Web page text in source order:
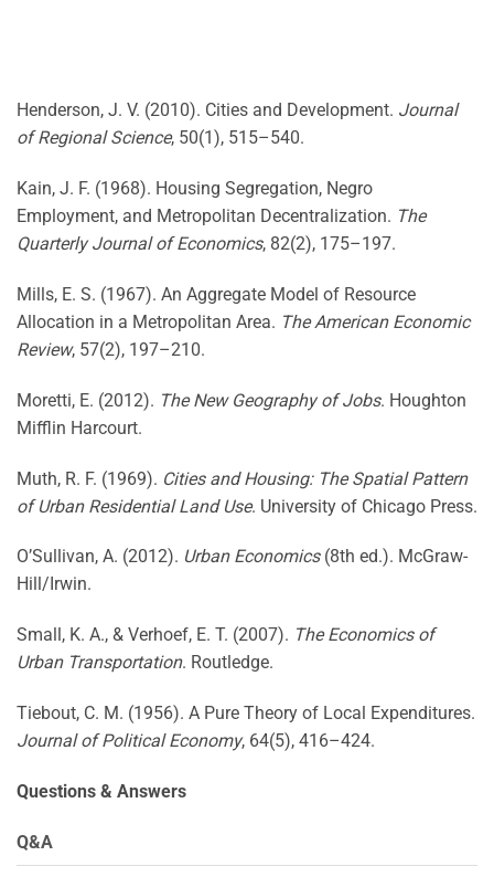
Henderson, J. V. (2010). Cities and Development. Journal
of Regional Science, 50(1), 515–540.
Kain, J. F. (1968). Housing Segregation, Negro
Employment, and Metropolitan Decentralization. The
Quarterly Journal of Economics, 82(2), 175–197.
Mills, E. S. (1967). An Aggregate Model of Resource
Allocation in a Metropolitan Area. The American Economic
Review, 57(2), 197–210.
Moretti, E. (2012). The New Geography of Jobs. Houghton
Mifflin Harcourt.
Muth, R. F. (1969). Cities and Housing: The Spatial Pattern
of Urban Residential Land Use. University of Chicago Press.
O’Sullivan, A. (2012). Urban Economics(8th ed.). McGraw-
Hill/Irwin.
Small, K. A., & Verhoef, E. T. (2007). The Economics of
Urban Transportation. Routledge.
Tiebout, C. M. (1956). A Pure Theory of Local Expenditures.
Journal of Political Economy, 64(5), 416–424.
Questions & Answers
Q&A